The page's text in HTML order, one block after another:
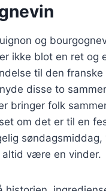
og
ikke blot en ret og
til den franske
disse to
bringer folk
om det er til en
søndagsmiddag,
altid være en vinder.